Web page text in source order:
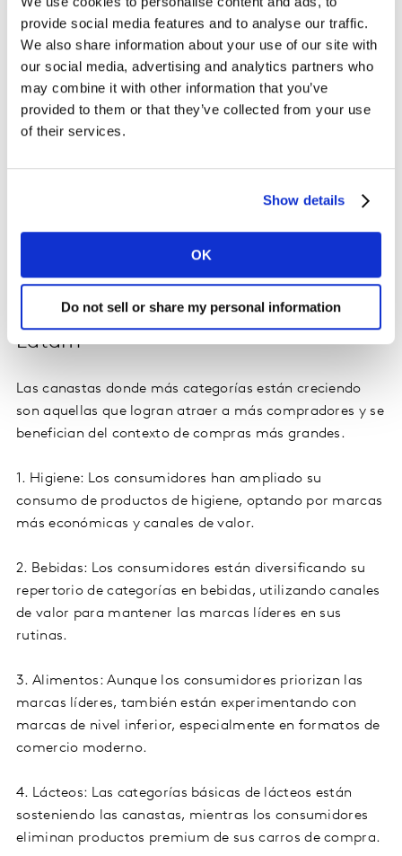
provide social media features and to analyse our traffic.
We also share information about your use of our site with
our social media, advertising and analytics partners who
may combine it with other information that you’ve
provided to them or that they’ve collected from your use
of their services.
Show details
OK
Do not sell or share my personal information
ha estabilizado, con una notable disminución en la
frecuencia de las visitas. Sin embargo, el volumen por
viaje ha aumentado, lo que sugiere una planificación
más cuidadosa y compras más estratégicas por parte
de los consumidores.
el crecimiento de los bienes de consumo masivo,
omnicanalidad. Desde 2022, las tiendas de descuento y
los mayoristas han captado un 4% más del gasto de los
Categorías FMCG y desempeño en
Latam
Las canastas donde más categorías están creciendo
son aquellas que logran atraer a más compradores y se
benefician del contexto de compras más grandes.
1. Higiene: Los consumidores han ampliado su
consumo de productos de higiene, optando por marcas
más económicas y canales de valor.
2. Bebidas: Los consumidores están diversificando su
repertorio de categorías en bebidas, utilizando canales
de valor para mantener las marcas líderes en sus
rutinas.
3. Alimentos: Aunque los consumidores priorizan las
marcas líderes, también están experimentando con
marcas de nivel inferior, especialmente en formatos de
comercio moderno.
4. Lácteos: Las categorías básicas de lácteos están
sosteniendo las canastas, mientras los consumidores
eliminan productos premium de sus carros de compra.